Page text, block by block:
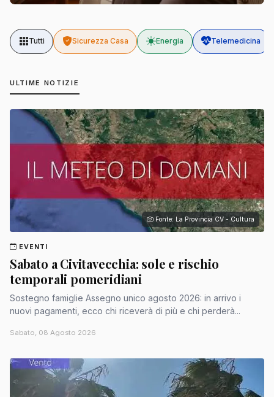
Tutti Sicurezza Casa Energia Telemedicina
ULTIME NOTIZIE
Fonte: La Provincia CV - Cultura
EVENTI
Sabato a Civitavecchia: sole e rischio
temporali pomeridiani
Sostegno famiglie Assegno unico agosto 2026: in arrivo i
nuovi pagamenti, ecco chi riceverà di più e chi perderà...
Sabato, 08 Agosto 2026